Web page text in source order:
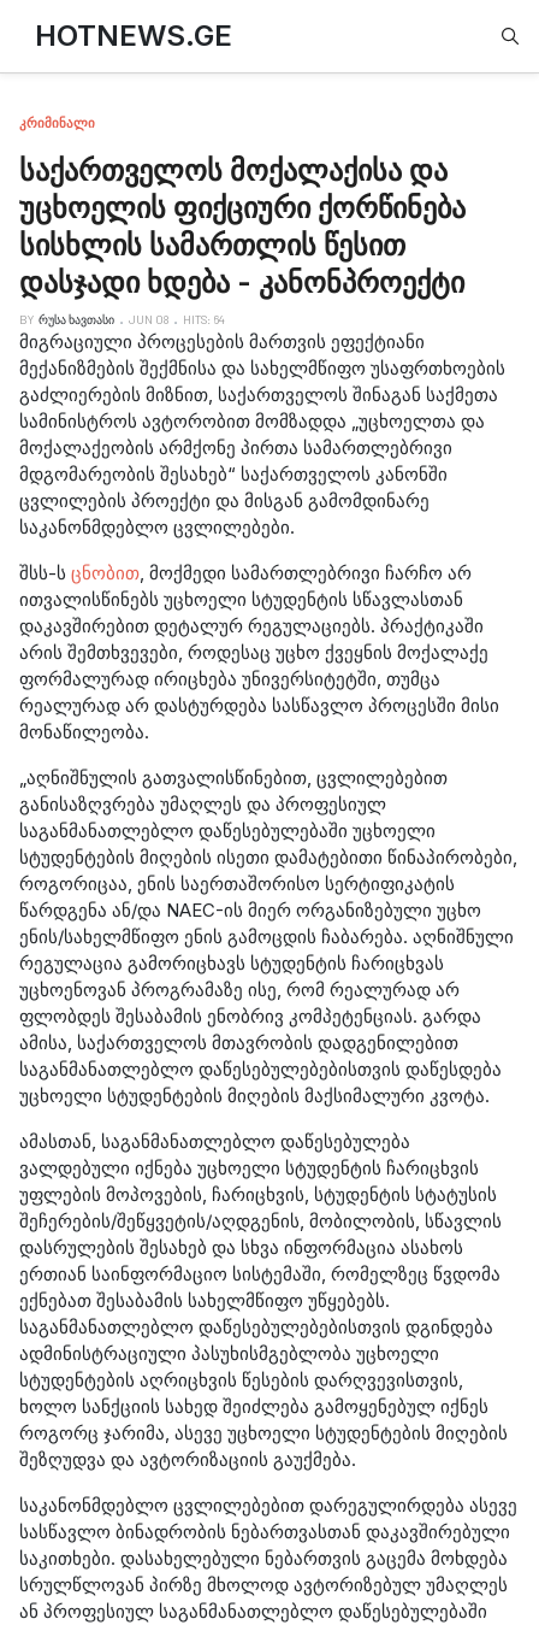
HOTNEWS.GE
ᲙᲠᲘᲛᲘᲜᲐᲚᲘ
საქართველოს მოქალაქისა და
უცხოელის ფიქციური ქორწინება
სისხლის სამართლის წესით
დასჯადი ხდება - კანონპროექტი
BY ᲠᲣᲡᲐ ᲮᲐᲕᲗᲐᲡᲘ JUN 08 HITS: 64
მიგრაციული პროცესების მართვის ეფექტიანი
მექანიზმების შექმნისა და სახელმწიფო უსაფრთხოების
გაძლიერების მიზნით, საქართველოს შინაგან საქმეთა
სამინისტროს ავტორობით მომზადდა „უცხოელთა და
მოქალაქეობის არმქონე პირთა სამართლებრივი
მდგომარეობის შესახებ“ საქართველოს კანონში
ცვლილების პროექტი და მისგან გამომდინარე
საკანონმდებლო ცვლილებები.
შსს-ს ცნობით, მოქმედი სამართლებრივი ჩარჩო არ
ითვალისწინებს უცხოელი სტუდენტის სწავლასთან
დაკავშირებით დეტალურ რეგულაციებს. პრაქტიკაში
არის შემთხვევები, როდესაც უცხო ქვეყნის მოქალაქე
ფორმალურად ირიცხება უნივერსიტეტში, თუმცა
რეალურად არ დასტურდება სასწავლო პროცესში მისი
მონაწილეობა.
„აღნიშნულის გათვალისწინებით, ცვლილებებით
განისაზღვრება უმაღლეს და პროფესიულ
საგანმანათლებლო დაწესებულებაში უცხოელი
სტუდენტების მიღების ისეთი დამატებითი წინაპირობები,
როგორიცაა, ენის საერთაშორისო სერტიფიკატის
წარდგენა ან/და NAEC-ის მიერ ორგანიზებული უცხო
ენის/სახელმწიფო ენის გამოცდის ჩაბარება. აღნიშნული
რეგულაცია გამორიცხავს სტუდენტის ჩარიცხვას
უცხოენოვან პროგრამაზე ისე, რომ რეალურად არ
ფლობდეს შესაბამის ენობრივ კომპეტენციას. გარდა
ამისა, საქართველოს მთავრობის დადგენილებით
საგანმანათლებლო დაწესებულებებისთვის დაწესდება
უცხოელი სტუდენტების მიღების მაქსიმალური კვოტა.
ამასთან, საგანმანათლებლო დაწესებულება
ვალდებული იქნება უცხოელი სტუდენტის ჩარიცხვის
უფლების მოპოვების, ჩარიცხვის, სტუდენტის სტატუსის
შეჩერების/შეწყვეტის/აღდგენის, მობილობის, სწავლის
დასრულების შესახებ და სხვა ინფორმაცია ასახოს
ერთიან საინფორმაციო სისტემაში, რომელზეც წვდომა
ექნებათ შესაბამის სახელმწიფო უწყებებს.
საგანმანათლებლო დაწესებულებებისთვის დგინდება
ადმინისტრაციული პასუხისმგებლობა უცხოელი
სტუდენტების აღრიცხვის წესების დარღვევისთვის,
ხოლო სანქციის სახედ შეიძლება გამოყენებულ იქნეს
როგორც ჯარიმა, ასევე უცხოელი სტუდენტების მიღების
შეზღუდვა და ავტორიზაციის გაუქმება.
საკანონმდებლო ცვლილებებით დარეგულირდება ასევე
სასწავლო ბინადრობის ნებართვასთან დაკავშირებული
საკითხები. დასახელებული ნებართვის გაცემა მოხდება
სრულწლოვან პირზე მხოლოდ ავტორიზებულ უმაღლეს
ან პროფესიულ საგანმანათლებლო დაწესებულებაში